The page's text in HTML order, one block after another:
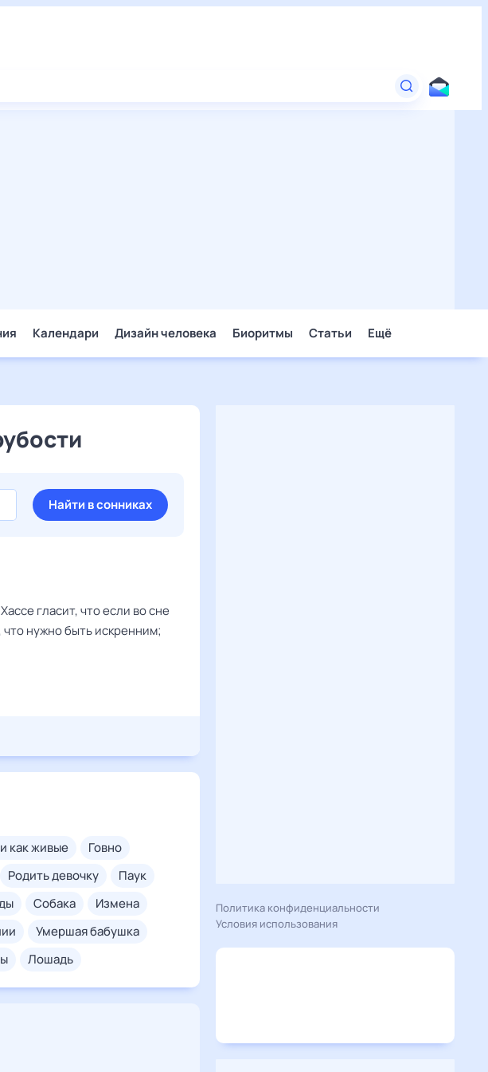
Календари Дизайн человека Биоритмы Статьи Ещё
Найти в сонниках
гласит, что если во сне
что нужно быть искренним;
как живые
говно
родить девочку
паук
собака
измена
умершая бабушка
лошадь
Политика конфиденциальности
Условия использования